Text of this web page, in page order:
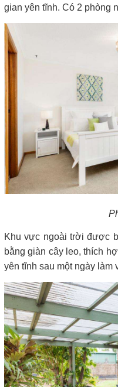
gian yên tĩnh. Có 2 phòng
Khu vực ngoài trời được
bằng giàn cây leo, thích
yên tĩnh sau một ngày làm